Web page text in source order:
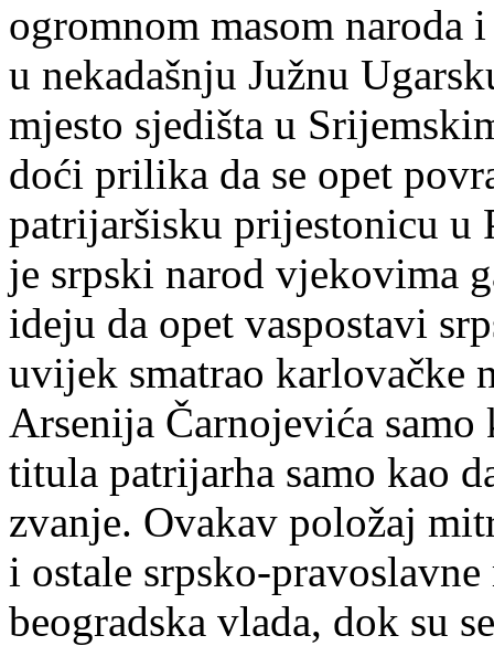
ogromnom masom naroda
u nekadašnju Južnu
mjesto sjedišta u
doći prilika da se opet
patrijaršisku prijestonicu u
je srpski narod vjekovima
ideju da opet vaspostavi
uvijek smatrao karlovačke
Arsenija Čarnojevića
titula patrijarha samo kao
zvanje. Ovakav položaj
i ostale srpsko-
beogradska vlada, dok su